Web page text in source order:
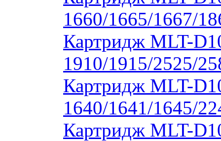
1660/1665/1667/
Картридж MLT-
1910/1915/2525/
Картридж MLT-
1640/1641/1645/
Картридж MLT-